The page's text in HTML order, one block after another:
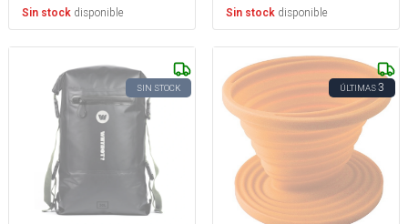
Sin stock disponible Sin stock disponible
SIN STOCK ÚLTIMAS3